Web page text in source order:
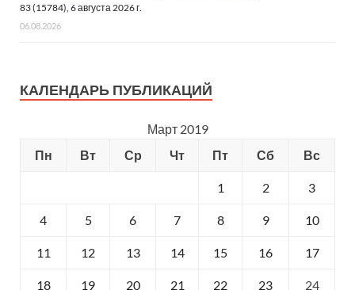
83 (15784), 6 августа 2026 г.
06.08.2026
КАЛЕНДАРЬ ПУБЛИКАЦИЙ
Март 2019
Пн
Вт Ср Чт Пт Сб Вс
1 2 3
4 5 6 7 8 9 10
11 12 13 14 15 16 17
18 19 20 21 22 23 24